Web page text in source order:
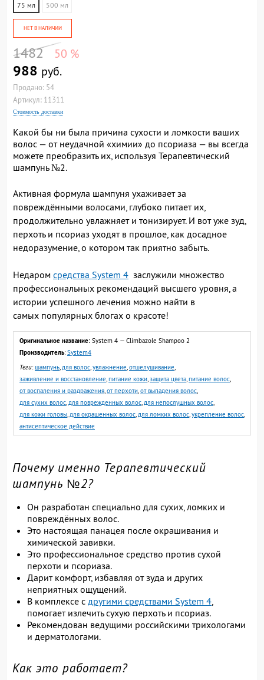
75 мл 500 мл
НЕТ В НАЛИЧИИ
1482 50 %
988 руб.
Продано: 54
Артикул: 11311
Стоимость доставки
Какой бы ни была причина сухости и ломкости ваших
волос — от неудачной «химии» до псориаза — вы всегда
можете преобразить их, используя Терапевтический
шампунь №2.
Активная формула шампуня ухаживает за
повреждёнными волосами, глубоко питает их,
продолжительно увлажняет и тонизирует. И вот уже зуд,
перхоть и псориаз уходят в прошлое, как досадное
недоразумение, о котором так приятно забыть.
Недаром средства System 4 заслужили множество
профессиональных рекомендаций высшего уровня, а
истории успешного лечения можно найти в
самых популярных блогах о красоте!
Оригинальное название: System 4 — Climbazole Shampoo 2
Производитель:System4
Теги:шампунь,для волос,увлажнение,отшелушивание,
заживление и восстановление,питание кожи,защита цвета,питание волос,
от воспаления и раздражения,от перхоти,от выпадения волос,
для сухих волос,для поврежденных волос,для непослушных волос,
для кожи головы,для окрашенных волос,для ломких волос,укрепление волос,
антисептическое действие
Почему именно Терапевтический
шампунь №2?
Он разработан специально для сухих, ломких и
повреждённых волос.
Это настоящая панацея после окрашивания и
химической завивки.
Это профессиональное средство против сухой
перхоти и псориаза.
Дарит комфорт, избавляя от зуда и других
неприятных ощущений.
В комплексе с другими средствами System 4,
помогает излечить сухую перхоть и псориаз.
Рекомендован ведущими российскими трихологами
и дерматологами.
Как это работает?